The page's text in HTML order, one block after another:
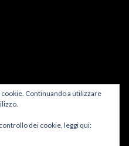
Continuando a utilizzare
dei cookie, leggi qui: